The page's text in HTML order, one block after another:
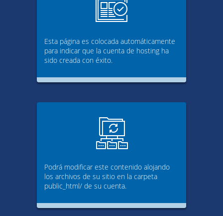
Esta página es colocada automáticamente
para indicar que la cuenta de hosting ha
sido creada con éxito.
Podrá modificar este contenido alojando
los archivos de su sitio en la carpeta
public_html/ de su cuenta.